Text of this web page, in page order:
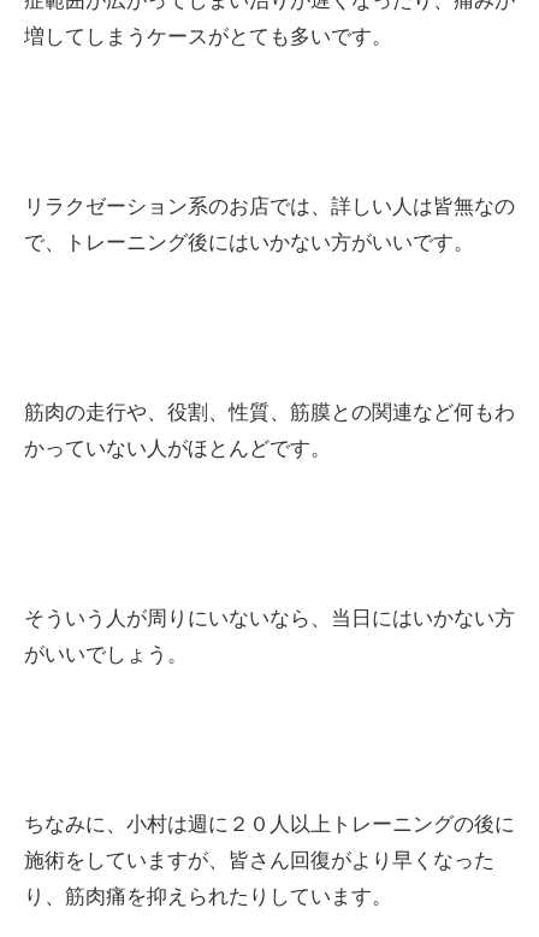
増してしまうケースがとても多いです。
リラクゼーション系のお店では、詳しい人は皆無なの
で、トレーニング後にはいかない方がいいです。
筋肉の走行や、役割、性質、筋膜との関連など何もわ
かっていない人がほとんどです。
そういう人が周りにいないなら、当日にはいかない方
がいいでしょう。
ちなみに、小村は週に２０人以上トレーニングの後に
施術をしていますが、皆さん回復がより早くなった
り、筋肉痛を抑えられたりしています。